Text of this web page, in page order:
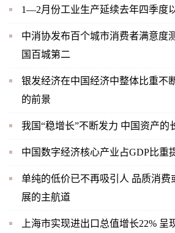
1—2月份工业生产延续去年四季度
中消协发布百个城市消费者满意度
国百城第二
银发经济在中国经济中整体比重不
的前景
我国“稳增长”不断发力 中国资产的
中国数字经济核心产业占GDP比重
单纯的低价已不再吸引人 品质消费
展的主航道
上海市实现进出口总值增长22% 呈